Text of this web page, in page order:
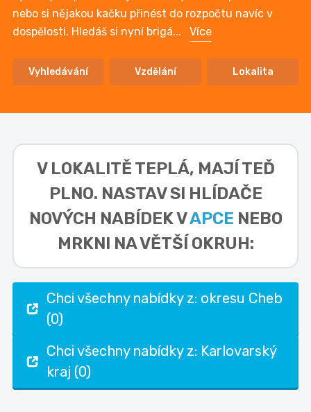
nebo si nějakou kačku přinést do rozpočtu navíc v
dospělosti. Hledáš si nyní brigá... Více
Vyhledávání Vzdělání Lokalita
V LOKALITĚ TEPLÁ, MAJÍ TEĎ
PLNO. NASTAV SI HLÍDAČE
NOVÝCH NABÍDEK VAPCE NEBO
MRKNI NA VĚTŠÍ OKRUH:
Chci všechny nabídky z: okresu Cheb
(0)
Chci všechny nabídky z: Karlovarský
kraj (0)